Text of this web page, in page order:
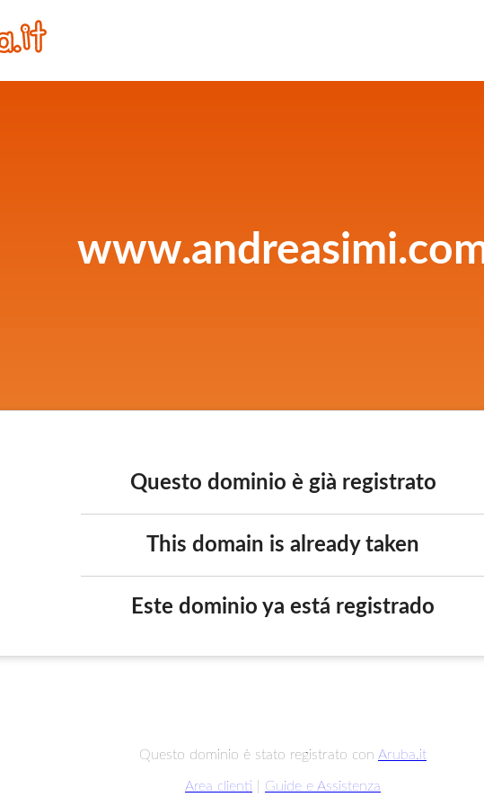
Questo dominio è già registrato
This domain is already taken
Este dominio ya está registrado
Questo dominio è stato registrato con Aruba.it
Area clienti Guide e Assistenza